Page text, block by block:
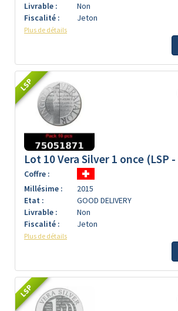
Livrable :
Non
Fiscalité :
Jeton
Plus de détails
LSP
Lot 10 Vera Silver 1 once (LSP
Coffre :
Millésime :
2015
Etat :
GOOD DELIVERY
Livrable :
Non
Fiscalité :
Jeton
Plus de détails
LSP